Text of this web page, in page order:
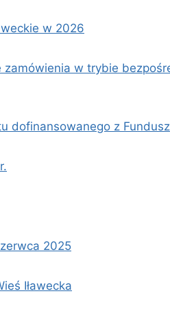
w 2026
w trybie
dofinansowanego z
2025
Iławecka